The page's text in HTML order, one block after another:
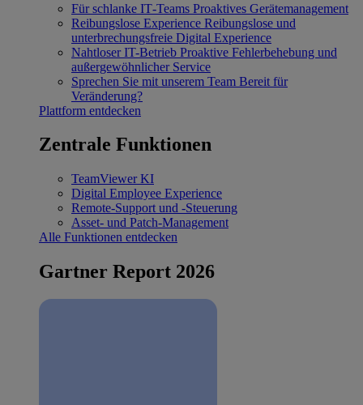
Für schlanke IT‐Teams Proaktives Gerätemanagement
Reibungslose Experience Reibungslose und
unterbrechungsfreie Digital Experience
Nahtloser IT-Betrieb Proaktive Fehlerbehebung und
außergewöhnlicher Service
Sprechen Sie mit unserem Team Bereit für
Veränderung?
Plattform entdecken
Zentrale Funktionen
TeamViewer KI
Digital Employee Experience
Remote-Support und -Steuerung
Asset- und Patch-Management
Alle Funktionen entdecken
Gartner Report 2026